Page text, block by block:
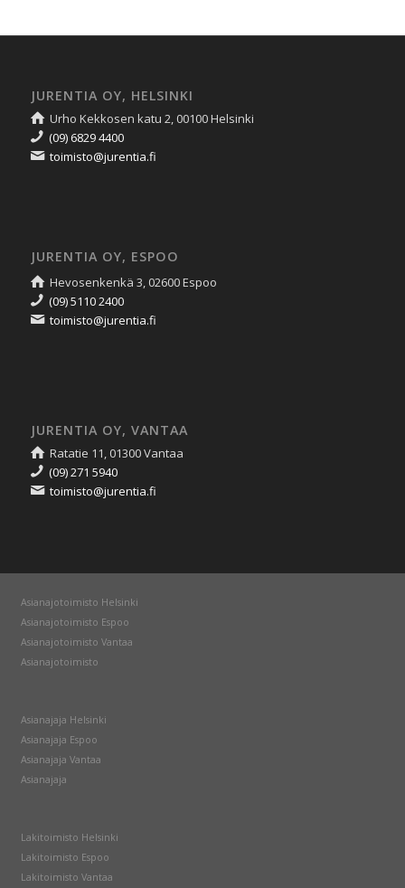
JURENTIA OY, HELSINKI
Urho Kekkosen katu 2, 00100 Helsinki
(09) 6829 4400
toimisto@jurentia.fi
JURENTIA OY, ESPOO
Hevosenkenkä 3, 02600 Espoo
(09) 5110 2400
toimisto@jurentia.fi
JURENTIA OY, VANTAA
Ratatie 11, 01300 Vantaa
(09) 271 5940
toimisto@jurentia.fi
Asianajotoimisto Helsinki
Asianajotoimisto Espoo
Asianajotoimisto Vantaa
Asianajotoimisto
Asianajaja Helsinki
Asianajaja Espoo
Asianajaja Vantaa
Asianajaja
Lakitoimisto Helsinki
Lakitoimisto Espoo
Lakitoimisto Vantaa